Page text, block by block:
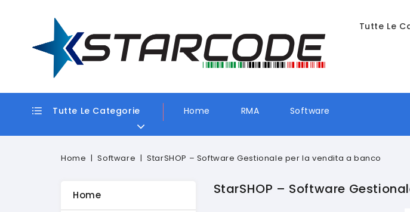
Tutte Le
Tutte Le Categorie Home RMA Software
Home Software StarSHOP – Software Gestionale per la vendita a banco
Home StarSHOP – Software